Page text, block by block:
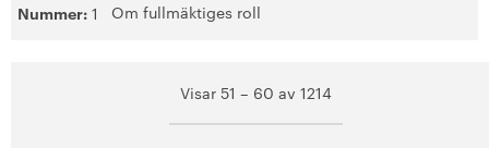
Nummer: 1 Om fullmäktiges roll
Visar 51 – 60 av 1214